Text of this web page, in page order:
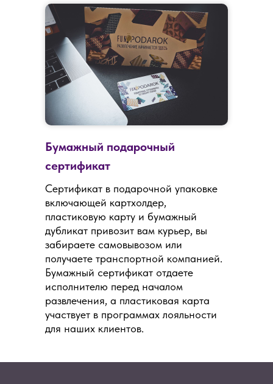
Бумажный подарочный
сертификат
Сертификат в подарочной упаковке
включающей картхолдер,
пластиковую карту и бумажный
дубликат привозит вам курьер, вы
забираете самовывозом или
получаете транспортной компанией.
Бумажный сертификат отдаете
исполнителю перед началом
развлечения, а пластиковая карта
участвует в программах лояльности
для наших клиентов.